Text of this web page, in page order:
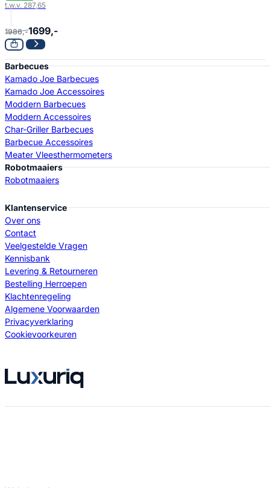
t.w.v. 287,65
1986,-1699,-
Barbecues
Kamado Joe Barbecues
Kamado Joe Accessoires
Moddern Barbecues
Moddern Accessoires
Char-Griller Barbecues
Barbecue Accessoires
Meater Vleesthermometers
Robotmaaiers
Robotmaaiers
Klantenservice
Over ons
Contact
Veelgestelde Vragen
Kennisbank
Levering & Retourneren
Bestelling Herroepen
Klachtenregeling
Algemene Voorwaarden
Privacyverklaring
Cookievoorkeuren